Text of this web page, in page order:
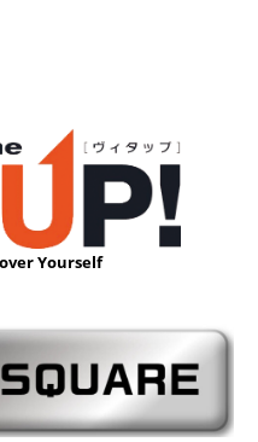
Yourself